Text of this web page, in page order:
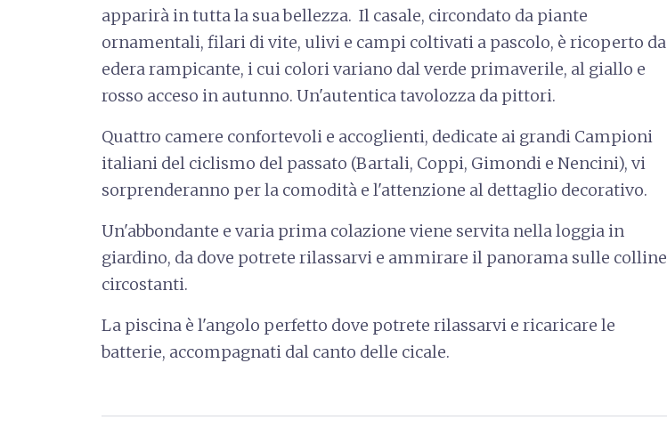
apparirà in tutta la sua bellezza. Il casale, circondato da piante
ornamentali, filari di vite, ulivi e campi coltivati a pascolo, è ricoperto da
edera rampicante, i cui colori variano dal verde primaverile, al giallo e
rosso acceso in autunno. Un'autentica tavolozza da pittori.
Quattro camere confortevoli e accoglienti, dedicate ai grandi Campioni
italiani del ciclismo del passato (Bartali, Coppi, Gimondi e Nencini), vi
sorprenderanno per la comodità e l'attenzione al dettaglio decorativo.
Un'abbondante e varia prima colazione viene servita nella loggia in
giardino, da dove potrete rilassarvi e ammirare il panorama sulle colline
circostanti.
La piscina è l'angolo perfetto dove potrete rilassarvi e ricaricare le
batterie, accompagnati dal canto delle cicale.